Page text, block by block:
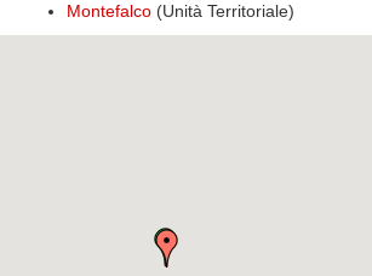
Montefalco (Unità Territoriale)